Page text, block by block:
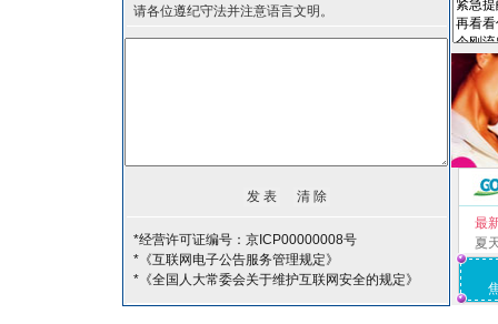
请各位遵纪守法并注意语言文明。
*经营许可证编号：京ICP00000008号
*《互联网电子公告服务管理规定》
*《全国人大常委会关于维护互联网安全的规定》
最
夏